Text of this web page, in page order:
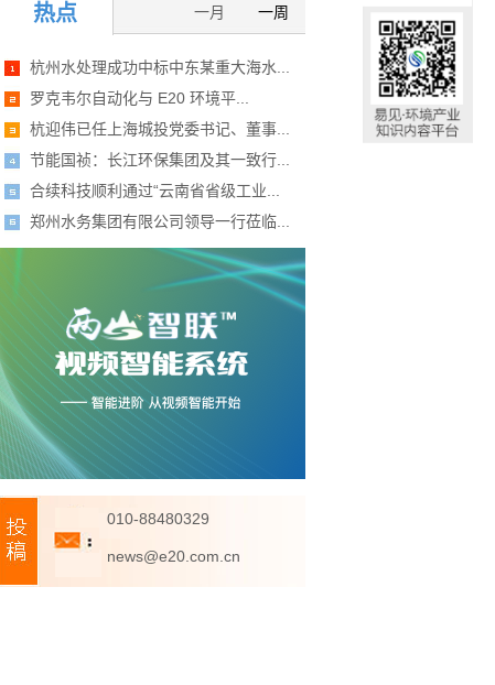
热点 一周
一月
杭州水处理成功中标中东某重大海水...
罗克韦尔自动化与 E20 环境平...
杭迎伟已任上海城投党委书记、董事...
节能国祯：长江环保集团及其一致行...
合续科技顺利通过“云南省省级工业...
郑州水务集团有限公司领导一行莅临...
010-88480329
news@e20.com.cn